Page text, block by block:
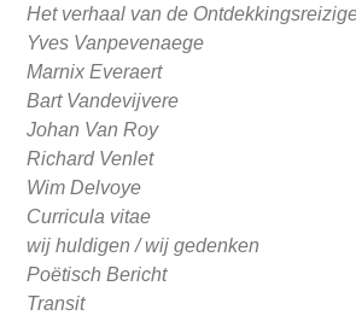
Het verhaal van de
Yves Vanpevenaege
Marnix Everaert
Bart Vandevijvere
Johan Van Roy
Richard Venlet
Wim Delvoye
Curricula vitae
wij huldigen / wij gedenken
Poëtisch Bericht
Transit